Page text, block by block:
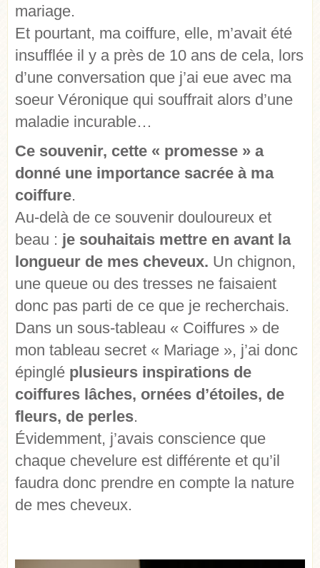
mariage.
Et pourtant, ma coiffure, elle, m’avait été
insufflée il y a près de 10 ans de cela, lors
d’une conversation que j’ai eue avec ma
soeur Véronique qui souffrait alors d’une
maladie incurable…
Ce souvenir, cette « promesse » a
donné une importance sacrée à ma
coiffure.
Au-delà de ce souvenir douloureux et
beau : je souhaitais mettre en avant la
longueur de mes cheveux. Un chignon,
une queue ou des tresses ne faisaient
donc pas parti de ce que je recherchais.
Dans un sous-tableau « Coiffures » de
mon tableau secret « Mariage », j’ai donc
épinglé plusieurs inspirations de
coiffures lâches, ornées d’étoiles, de
fleurs, de perles.
Évidemment, j’avais conscience que
chaque chevelure est différente et qu’il
faudra donc prendre en compte la nature
de mes cheveux.